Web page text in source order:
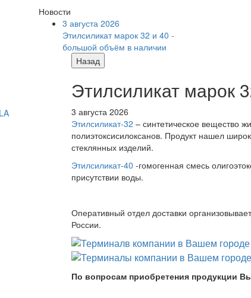
Новости
3 августа 2026
Этилсиликат марок 32 и 40 -
большой объём в наличии
Назад
Этилсиликат марок
3 августа 2026
Этилсиликат-32 – синтетическое вещество
полиэтоксисилоксанов. Продукт нашел
стеклянных изделий.
Этилсиликат-40 -гомогенная смесь
присутствии воды.
Оперативный отдел доставки
России.
По вопросам приобретения продукции